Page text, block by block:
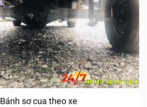
Bánh sơ cua theo xe